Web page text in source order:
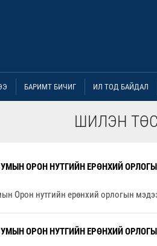
БАРИМТ БИЧИГ ИЛ ТОД БАЙДАЛ
ШИЛЭН
ОРОН НУТГИЙН ЕРӨНХИЙ
Орон нутгийн ерөнхий орлогын
ОРОН НУТГИЙН ЕРӨНХИЙ